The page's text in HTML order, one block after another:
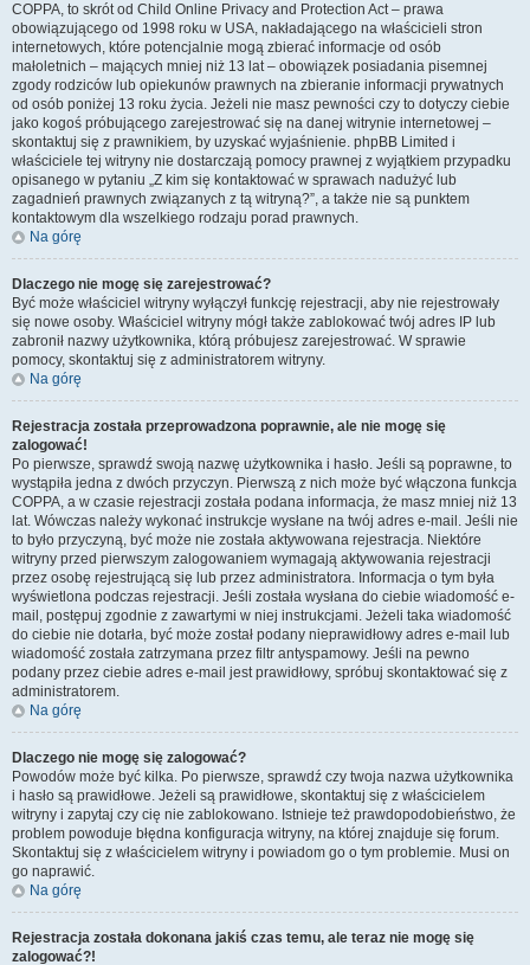
COPPA, to skrót od Child Online Privacy and Protection Act – prawa
obowiązującego od 1998 roku w USA, nakładającego na właścicieli stron
internetowych, które potencjalnie mogą zbierać informacje od osób
małoletnich – mających mniej niż 13 lat – obowiązek posiadania pisemnej
zgody rodziców lub opiekunów prawnych na zbieranie informacji prywatnych
od osób poniżej 13 roku życia. Jeżeli nie masz pewności czy to dotyczy ciebie
jako kogoś próbującego zarejestrować się na danej witrynie internetowej –
skontaktuj się z prawnikiem, by uzyskać wyjaśnienie. phpBB Limited i
właściciele tej witryny nie dostarczają pomocy prawnej z wyjątkiem przypadku
opisanego w pytaniu „Z kim się kontaktować w sprawach nadużyć lub
zagadnień prawnych związanych z tą witryną?”, a także nie są punktem
kontaktowym dla wszelkiego rodzaju porad prawnych.
Na górę
Dlaczego nie mogę się zarejestrować?
Być może właściciel witryny wyłączył funkcję rejestracji, aby nie rejestrowały
się nowe osoby. Właściciel witryny mógł także zablokować twój adres IP lub
zabronił nazwy użytkownika, którą próbujesz zarejestrować. W sprawie
pomocy, skontaktuj się z administratorem witryny.
Na górę
Rejestracja została przeprowadzona poprawnie, ale nie mogę się
zalogować!
Po pierwsze, sprawdź swoją nazwę użytkownika i hasło. Jeśli są poprawne, to
wystąpiła jedna z dwóch przyczyn. Pierwszą z nich może być włączona funkcja
COPPA, a w czasie rejestracji została podana informacja, że masz mniej niż 13
lat. Wówczas należy wykonać instrukcje wysłane na twój adres e-mail. Jeśli nie
to było przyczyną, być może nie została aktywowana rejestracja. Niektóre
witryny przed pierwszym zalogowaniem wymagają aktywowania rejestracji
przez osobę rejestrującą się lub przez administratora. Informacja o tym była
wyświetlona podczas rejestracji. Jeśli została wysłana do ciebie wiadomość e-
mail, postępuj zgodnie z zawartymi w niej instrukcjami. Jeżeli taka wiadomość
do ciebie nie dotarła, być może został podany nieprawidłowy adres e-mail lub
wiadomość została zatrzymana przez filtr antyspamowy. Jeśli na pewno
podany przez ciebie adres e-mail jest prawidłowy, spróbuj skontaktować się z
administratorem.
Na górę
Dlaczego nie mogę się zalogować?
Powodów może być kilka. Po pierwsze, sprawdź czy twoja nazwa użytkownika
i hasło są prawidłowe. Jeżeli są prawidłowe, skontaktuj się z właścicielem
witryny i zapytaj czy cię nie zablokowano. Istnieje też prawdopodobieństwo, że
problem powoduje błędna konfiguracja witryny, na której znajduje się forum.
Skontaktuj się z właścicielem witryny i powiadom go o tym problemie. Musi on
go naprawić.
Na górę
Rejestracja została dokonana jakiś czas temu, ale teraz nie mogę się
zalogować?!